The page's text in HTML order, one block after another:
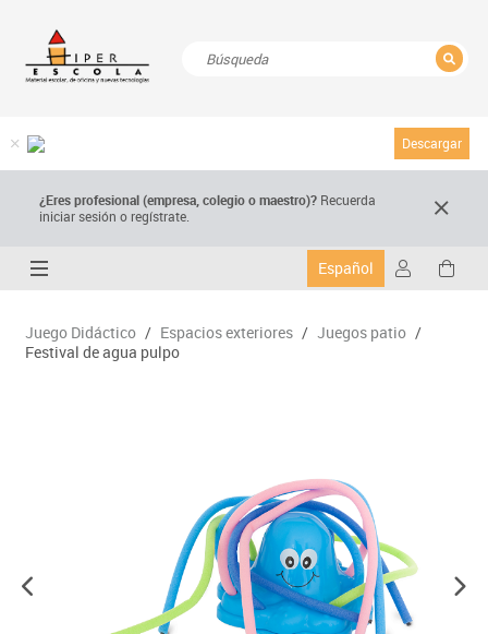
Descargar
¿Eres profesional (empresa, colegio o maestro)? Recuerda
iniciar sesión o regístrate.
Español
Juego Didáctico / Espacios exteriores / Juegos patio /
Festival de agua pulpo